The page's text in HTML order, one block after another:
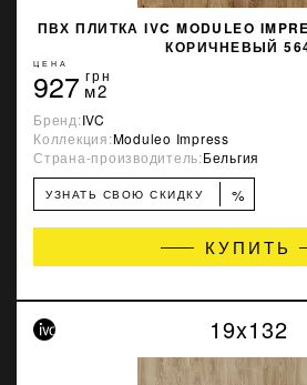
ПВХ ПЛИТКА IVC MODULEO
КОРИЧНЕВЫЙ
ЦЕНА
927 грн
м2
Бренд:IVC
Коллекция:Moduleo Impress
Страна-производитель:Бельгия
УЗНАТЬ СВОЮ СКИДКУ %
КУПИТЬ
19x132